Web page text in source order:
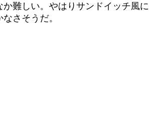
か難しい。やはりサンドイッチ風に
さそうだ。